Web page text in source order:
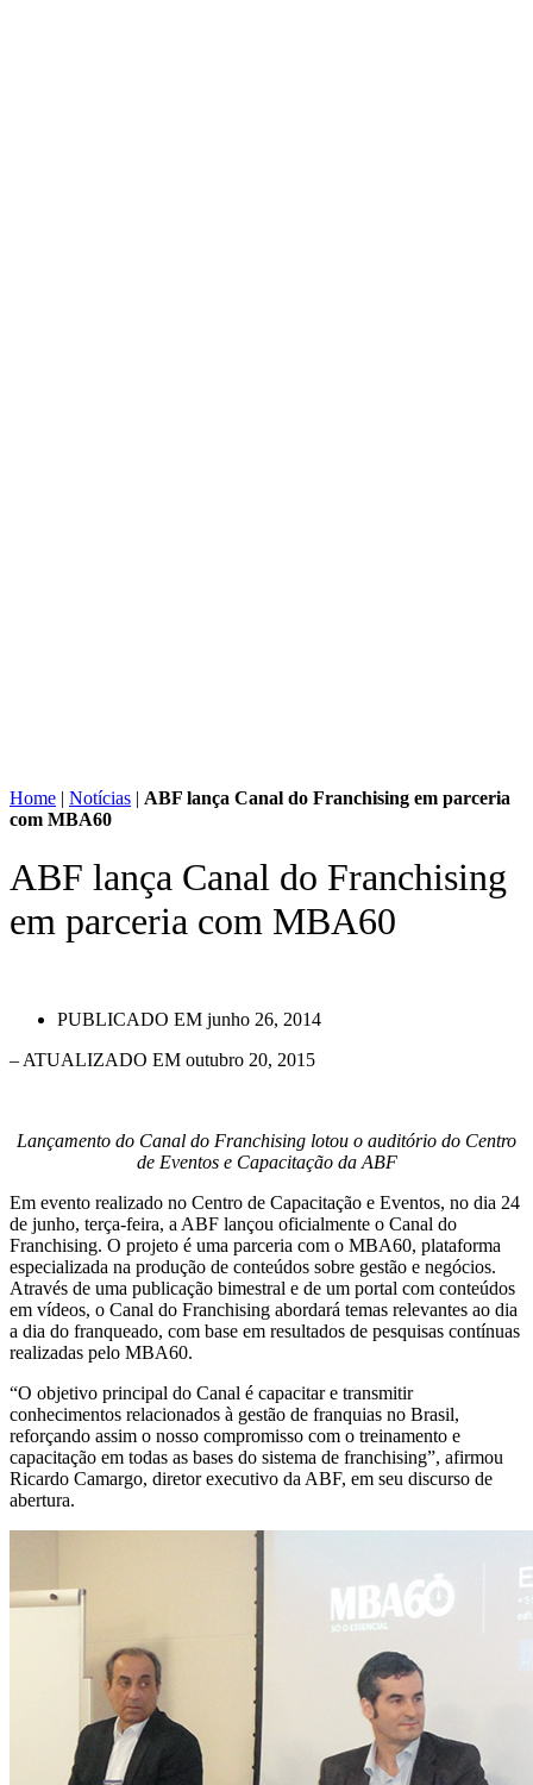
Home | Notícias | ABF lança Canal do Franchising em parceria
com MBA60
ABF lança Canal do Franchising
em parceria com MBA60
PUBLICADO EM junho 26, 2014
– ATUALIZADO EM outubro 20, 2015
Lançamento do Canal do Franchising lotou o auditório do Centro
de Eventos e Capacitação da ABF
Em evento realizado no Centro de Capacitação e Eventos, no dia 24
de junho, terça-feira, a ABF lançou oficialmente o Canal do
Franchising. O projeto é uma parceria com o MBA60, plataforma
especializada na produção de conteúdos sobre gestão e negócios.
Através de uma publicação bimestral e de um portal com conteúdos
em vídeos, o Canal do Franchising abordará temas relevantes ao dia
a dia do franqueado, com base em resultados de pesquisas contínuas
realizadas pelo MBA60.
“O objetivo principal do Canal é capacitar e transmitir
conhecimentos relacionados à gestão de franquias no Brasil,
reforçando assim o nosso compromisso com o treinamento e
capacitação em todas as bases do sistema de franchising”, afirmou
Ricardo Camargo, diretor executivo da ABF, em seu discurso de
abertura.